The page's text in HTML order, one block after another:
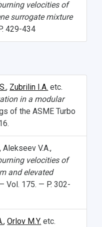
velocities of
surrogate mixture
429-434
, Zubrilin I.A. etc.
in a modular
of the ASME Turbo
V.A.,
velocities of
and elevated
Vol. 175. — P. 302-
,Orlov M.Y. etc.